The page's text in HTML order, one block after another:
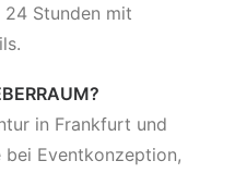
24 Stunden mit
in Frankfurt und
Eventkonzeption,